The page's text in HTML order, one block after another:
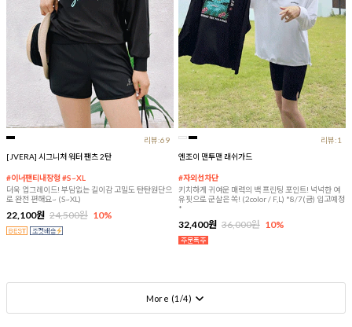
리뷰:69
[JVERA] 시그니처 워터 팬츠 2탄
#이너팬티내장형 #S~XL
더욱 업그레이드! 부담없는 길이감 고밀도 탄탄원단으
로 완전 편해요~ (S~XL)
22,100원 24,500원 10%
리뷰:1
엔조이 맨투맨 래쉬가드
#자외선차단
키치하게 귀여운 매력의 백 프린팅 포인트! 넉넉한 여
유핏으로 군살은 쏙! (2color / F,L) *8/7(금) 입고예정
*
32,400원 36,000원 10%
More (1 /4)